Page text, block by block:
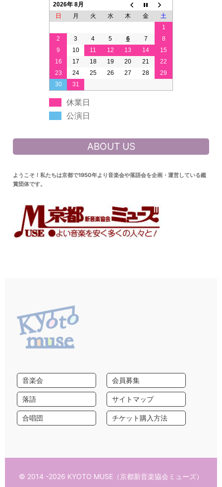
2026年 8月
日
月 火 水 木 金
土
1
2
3 4 5 6 7
8
9
10 11 12 13 14
15
16
17 18 19 20 21
22
23
24 25 26 27 28
29
30
31
休業日
公演日
ABOUT US
ようこそ！私たちは京都で1950年より音楽会や落語会を企画・運営している鑑
賞団体です。
音楽会
落語
合唱団
会員募集
サイトマップ
チケット購入方法
© 2014 -2026 KYOTO MUSE（京都新音楽協会ミューズ）